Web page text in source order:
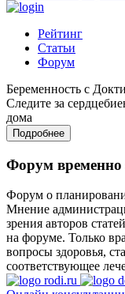
Рейтинг
Статьи
Форум
Беременность с
Следите за
дома
Подробнее
Форум временно
Форум о
Мнение
зрения авторов
на форуме. Только
вопросы здоровья,
соответствующее